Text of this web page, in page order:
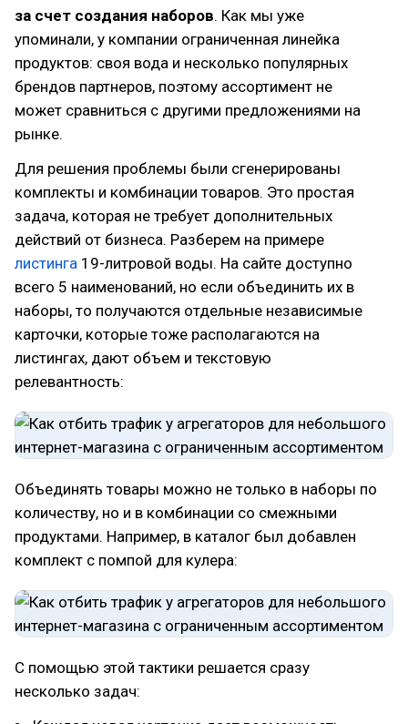
за счет создания наборов. Как мы уже
упоминали, у компании ограниченная линейка
продуктов: своя вода и несколько популярных
брендов партнеров, поэтому ассортимент не
может сравниться с другими предложениями на
рынке.
Для решения проблемы были сгенерированы
комплекты и комбинации товаров. Это простая
задача, которая не требует дополнительных
действий от бизнеса. Разберем на примере
листинга 19-литровой воды. На сайте доступно
всего 5 наименований, но если объединить их в
наборы, то получаются отдельные независимые
карточки, которые тоже располагаются на
листингах, дают объем и текстовую
релевантность:
Объединять товары можно не только в наборы по
количеству, но и в комбинации со смежными
продуктами. Например, в каталог был добавлен
комплект с помпой для кулера:
С помощью этой тактики решается сразу
несколько задач: